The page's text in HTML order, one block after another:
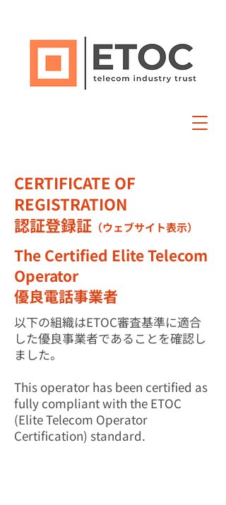
CERTIFICATE OF
REGISTRATION
認証登録証 （ウェブサイト表示）
​The Certified Elite Telecom
Operator
優良電話事業者
以下の組織はETOC審査基準に適合
した優良事業者であることを確認し
ました。
​This operator has been certified as
fully compliant with the ETOC
(Elite Telecom Operator
Certification) standard.